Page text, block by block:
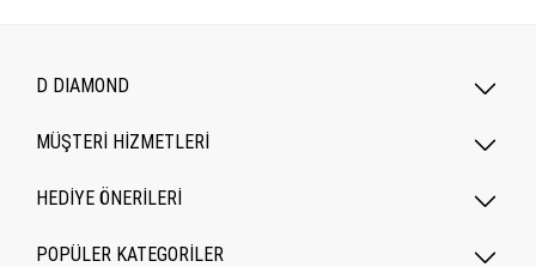
D DIAMOND
MÜŞTERİ HİZMETLERİ
HEDİYE ÖNERİLERİ
POPÜLER KATEGORILER